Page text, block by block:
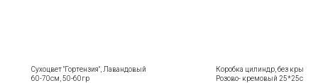
Сухоцвет "Гортензия", Лавандовый
60-70см, 50-60гр
Коробка цилиндр, без крышки
Розово- кремовый 25*25см